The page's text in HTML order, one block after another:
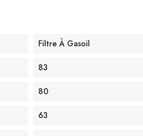
Filtre À Gasoil
83
80
63